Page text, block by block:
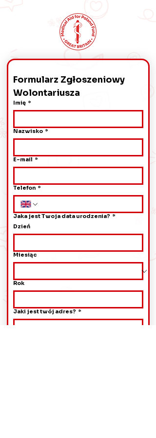
Formularz Zgłoszeniowy
Wolontariusza
Imię *
Nazwisko *
E-mail *
Telefon *
Jaka jest Twoja data urodzenia? *
Dzień
Miesiąc
Rok
Jaki jest twój adres? *